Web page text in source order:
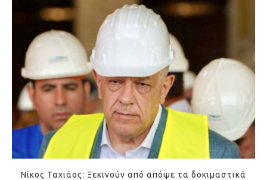
Νίκος Ταχιάος: Ξεκινούν από απόψε τα δοκιμαστικά